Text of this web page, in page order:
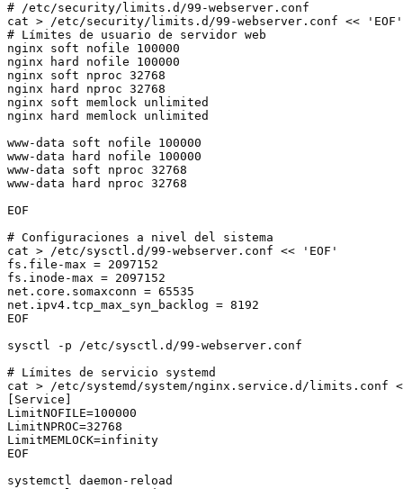
# /etc/security/limits.d/99-webserver.conf
cat > /etc/security/limits.d/99-webserver.conf << 'EOF'
# Límites de usuario de servidor web
nginx soft nofile 100000
nginx hard nofile 100000
nginx soft nproc 32768
nginx hard nproc 32768
nginx soft memlock unlimited
nginx hard memlock unlimited
www-data soft nofile 100000
www-data hard nofile 100000
www-data soft nproc 32768
www-data hard nproc 32768
EOF
# Configuraciones a nivel del sistema
cat > /etc/sysctl.d/99-webserver.conf << 'EOF'
fs.file-max = 2097152
fs.inode-max = 2097152
net.core.somaxconn = 65535
net.ipv4.tcp_max_syn_backlog = 8192
EOF
sysctl -p /etc/sysctl.d/99-webserver.conf
# Límites de servicio systemd
cat > /etc/systemd/system/nginx.service.d/limits.conf
[Service]
LimitNOFILE=100000
LimitNPROC=32768
LimitMEMLOCK=infinity
EOF
systemctl daemon-reload